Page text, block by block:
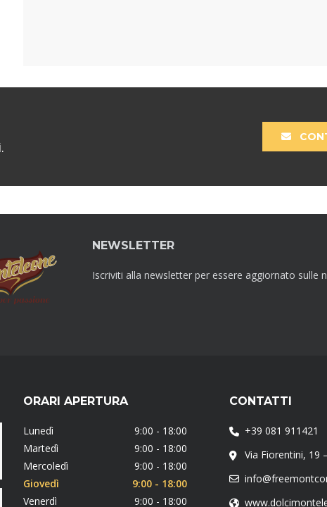
NEWSLETTER
Iscriviti alla newsletter per essere aggiornato sulle
ORARI APERTURA
Lunedì
9:00 - 18:00
Martedì
9:00 - 18:00
Mercoledì
9:00 - 18:00
Giovedì
9:00 - 18:00
Venerdì
9:00 - 18:00
CONTATTI
+39 081 911421
Via Fiorentini, 19